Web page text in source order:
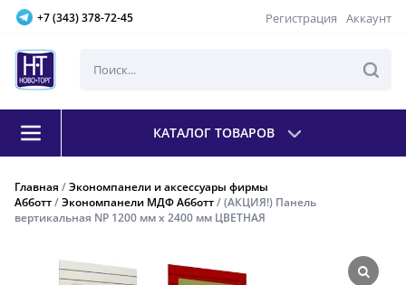
+7 (343) 378-72-45 Регистрация Аккаунт
КАТАЛОГ ТОВАРОВ
Главная /Экономпанели и аксессуары фирмы
Абботт/Экономпанели МДФ Абботт/ (АКЦИЯ!) Панель
вертикальная NP 1200 мм х 2400 мм ЦВЕТНАЯ